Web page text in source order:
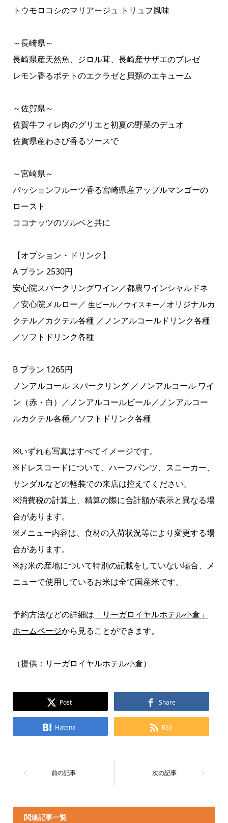
トウモロコシのマリアージュ トリュフ風味
～長崎県～
長崎県産天然魚、ジロル茸、長崎産サザエのブレゼ
レモン香るポテトのエクラゼと貝類のエキューム
～佐賀県～
佐賀牛フィレ肉のグリエと初夏の野菜のデュオ
佐賀県産わさび香るソースで
～宮崎県～
パッションフルーツ香る宮崎県産アップルマンゴーの
ロースト
ココナッツのソルベと共に
【オプション・ドリンク】
A プラン 2530円
安心院スパークリングワイン／都農ワインシャルドネ
／安心院メルロー／ 生ビール／ウイスキー／オリジナルカ
クテル／カクテル各種 ／ノンアルコールドリンク各種
／ソフトドリンク各種
B プラン 1265円
ノンアルコール スパークリング ／ノンアルコール ワイ
ン（赤・白）／ノンアルコールビール／ノンアルコー
ルカクテル各種／ソフトドリンク各種
※いずれも写真はすべてイメージです。
※ドレスコードについて、ハーフパンツ、スニーカー、
サンダルなどの軽装での来店は控えてください。
※消費税の計算上、精算の際に合計額が表示と異なる場
合があります。
※メニュー内容は、食材の入荷状況等により変更する場
合があります。
※お米の産地について特別の記載をしていない場合、メ
ニューで使用しているお米は全て国産米です。
予約方法などの詳細は 「リーガロイヤルホテル小倉」
ホームページから見ることができます。
（提供：リーガロイヤルホテル小倉）
Post Share
Hatena RSS
関連記事一覧